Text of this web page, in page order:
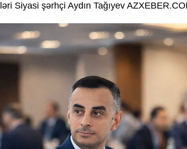
Siyasi şərhçi Aydın Tağıyev